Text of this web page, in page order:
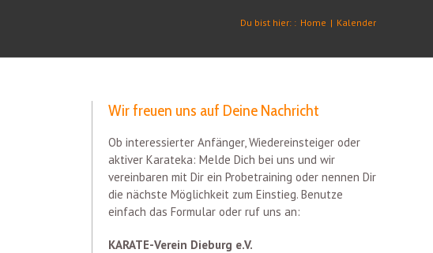
Du bist hier: : Home | Kalender
Wir freuen uns auf Deine Nachricht
Ob interessierter Anfänger, Wiedereinsteiger oder
aktiver Karateka: Melde Dich bei uns und wir
vereinbaren mit Dir ein Probetraining oder nennen Dir
die nächste Möglichkeit zum Einstieg. Benutze
einfach das Formular oder ruf uns an:
KARATE-Verein Dieburg e.V.